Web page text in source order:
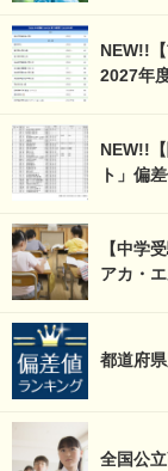
NEW!!
2027年
NEW!!
ト」偏
【中学
アカ・
都道府
全国公